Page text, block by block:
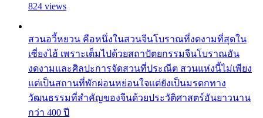
824 views
สวนอวี้หยวน คือหนึ่งในสวนจีนโบราณที่งดงามที่สุดใน
เซี่ยงไฮ้ เพราะเต็มไปด้วยสถาปัตยกรรมจีนโบราณอัน
งดงามและศิลปะการจัดสวนที่ประณีต สวนแห่งนี้ไม่เพียง
แต่เป็นสถานที่พักผ่อนหย่อนใจแต่ยังเป็นมรดกทาง
วัฒนธรรมที่สำคัญของจีนด้วยประวัติศาสตร์อันยาวนาน
กว่า 400 ปี